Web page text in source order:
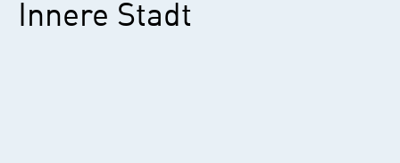
Innere Stadt